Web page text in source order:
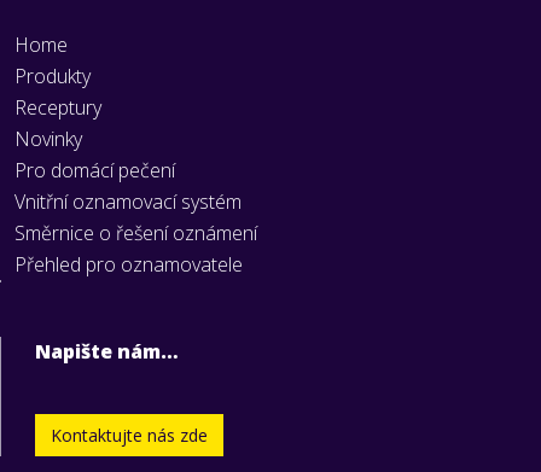
Home
Produkty
Receptury
Novinky
Pro domácí pečení
Vnitřní oznamovací systém
Směrnice o řešení oznámení
Přehled pro oznamovatele
Napište nám…
Kontaktujte nás zde